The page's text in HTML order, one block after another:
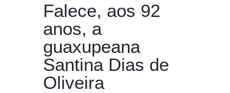
Falece, aos 92
anos, a
guaxupeana
Santina Dias de
Oliveira